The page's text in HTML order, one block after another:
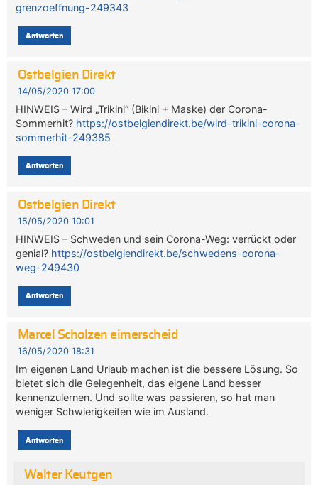
grenzoeffnung-249343
Antworten
Ostbelgien Direkt
14/05/2020 17:00
HINWEIS – Wird „Trikini“ (Bikini + Maske) der Corona-
Sommerhit? https://ostbelgiendirekt.be/wird-trikini-corona-
sommerhit-249385
Antworten
Ostbelgien Direkt
15/05/2020 10:01
HINWEIS – Schweden und sein Corona-Weg: verrückt oder
genial? https://ostbelgiendirekt.be/schwedens-corona-
weg-249430
Antworten
Marcel Scholzen eimerscheid
16/05/2020 18:31
Im eigenen Land Urlaub machen ist die bessere Lösung. So
bietet sich die Gelegenheit, das eigene Land besser
kennenzulernen. Und sollte was passieren, so hat man
weniger Schwierigkeiten wie im Ausland.
Antworten
Walter Keutgen